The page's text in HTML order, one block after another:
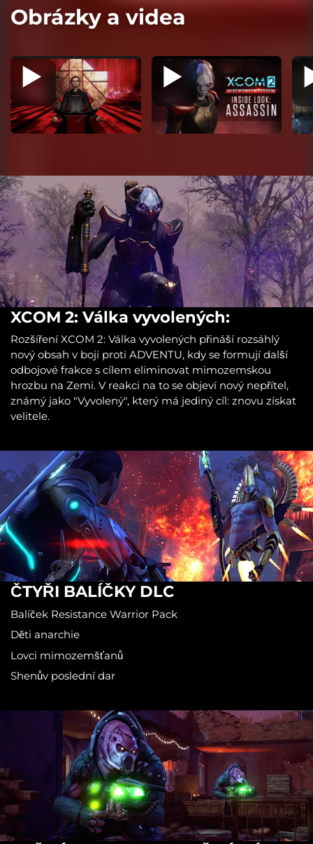
Obrázky a videa
XCOM 2: Válka vyvolených:
Rozšíření XCOM 2: Válka vyvolených přináší rozsáhlý
nový obsah v boji proti ADVENTU, kdy se formují další
odbojové frakce s cílem eliminovat mimozemskou
hrozbu na Zemi. V reakci na to se objeví nový nepřítel,
známý jako "Vyvolený", který má jediný cíl: znovu získat
velitele.
ČTYŘI BALÍČKY DLC
Balíček Resistance Warrior Pack
Děti anarchie
Lovci mimozemšťanů
Shenův poslední dar